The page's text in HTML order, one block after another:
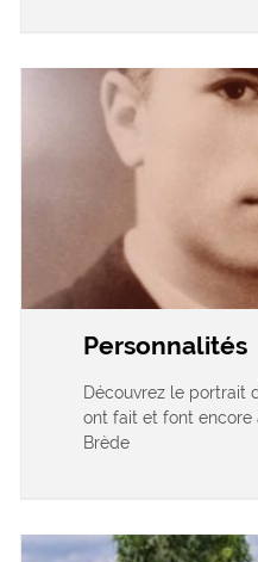
Personnalités
Découvrez le portrait
ont fait et font encore
Brède